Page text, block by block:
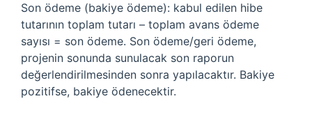
Son ödeme (bakiye ödeme): kabul edilen hibe
tutarının toplam tutarı – toplam avans ödeme
sayısı = son ödeme. Son ödeme/geri ödeme,
projenin sonunda sunulacak son raporun
değerlendirilmesinden sonra yapılacaktır. Bakiye
pozitifse, bakiye ödenecektir.